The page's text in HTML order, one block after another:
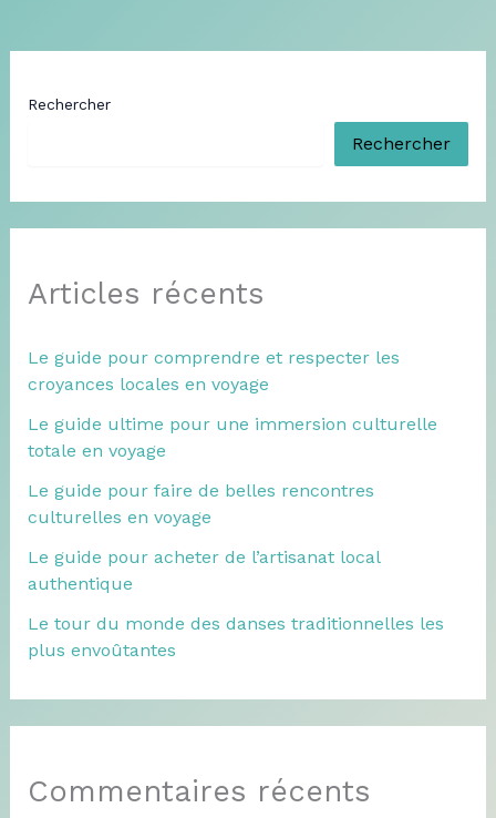
Rechercher
Rechercher
Articles récents
Le guide pour comprendre et respecter les
croyances locales en voyage
Le guide ultime pour une immersion culturelle
totale en voyage
Le guide pour faire de belles rencontres
culturelles en voyage
Le guide pour acheter de l’artisanat local
authentique
Le tour du monde des danses traditionnelles les
plus envoûtantes
Commentaires récents